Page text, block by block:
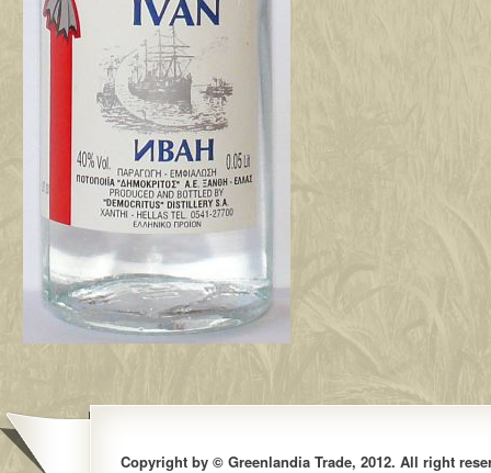
Copyright by © Greenlandia Trade, 2012. All right